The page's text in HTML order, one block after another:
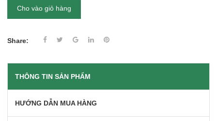
Cho vào giỏ hàng
Share:
THÔNG TIN SẢN PHẨM
HƯỚNG DẪN MUA HÀNG